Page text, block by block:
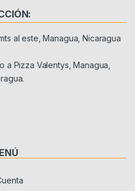
al este, Managua, Nicaragua
a Pizza Valentys, Managua,